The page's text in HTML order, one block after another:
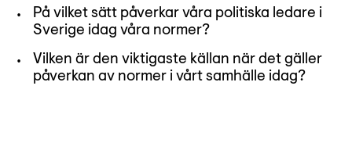
På vilket sätt påverkar våra politiska ledare i
Sverige idag våra normer?
Vilken är den viktigaste källan när det gäller
påverkan av normer i vårt samhälle idag?